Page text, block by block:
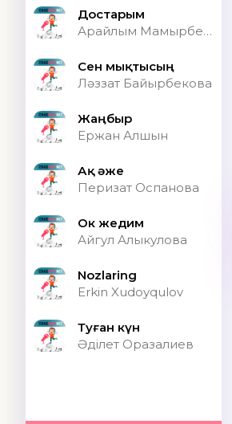
Достарым
Арайлым Мамырбекқызы
Сен мықтысың
Ләззат Байырбекова
Жаңбыр
Ержан Алшын
Ақ әже
Перизат Оспанова
Ок жедим
Айгул Алыкулова
Nozlaring
Erkin Xudoyqulov
Туған күн
Әділет Оразалиев